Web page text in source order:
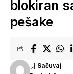
blokiran
pešake